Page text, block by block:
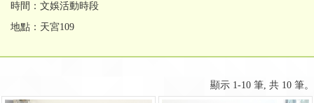
時間：文娛活動時段
地點：天宮109
顯示 1-10 筆, 共 10 筆。